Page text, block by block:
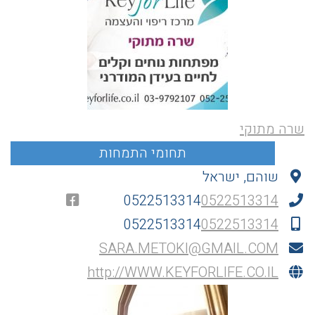
שרה מתוקי
שוהם, ישראל
05225133140522513314
05225133140522513314
SARA.METOKI@GMAIL.COM
http://WWW.KEYFORLIFE.CO.IL